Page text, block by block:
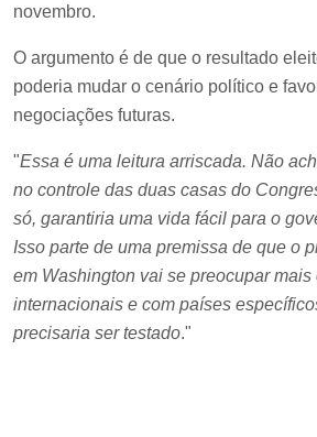
novembro.
O argumento é de que o resultado
poderia mudar o cenário político e
negociações futuras.
"Essa é uma leitura arriscada. Não
no controle das duas casas do
só, garantiria uma vida fácil para o
Isso parte de uma premissa de que o
em Washington vai se preocupar mais
internacionais e com países
precisaria ser testado."